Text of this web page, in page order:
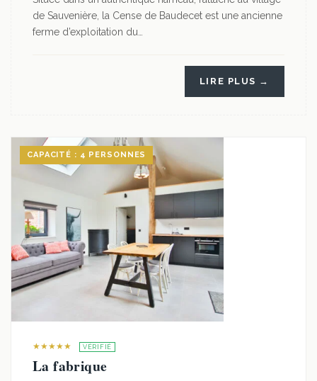
de Sauvenière, la Cense de Baudecet est une ancienne
ferme d’exploitation du…
LIRE PLUS →
CAPACITÉ : 4 PERSONNES
★★★★★ VÉRIFIÉ
La fabrique